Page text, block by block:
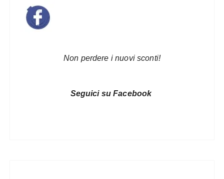
Non perdere i nuovi sconti!
Seguici su Facebook